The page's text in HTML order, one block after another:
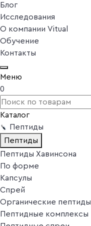
Блог
Исследования
О компании Vitual
Обучение
Контакты
Меню
0
Каталог
Пептиды
Пептиды
Пептиды Хавинсона
По форме
Капсулы
Спрей
Органические пептиды
Пептидные комплексы